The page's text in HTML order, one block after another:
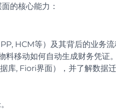
的核心能力：
HCM等）及其背后的业务流
移动如何自动生成财务凭证。
库, Fiori界面），并了解数据